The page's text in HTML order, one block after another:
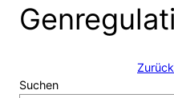
Zurück
Suchen